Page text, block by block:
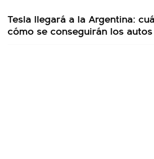
Tesla llegará a la Argentina:
cómo se conseguirán los